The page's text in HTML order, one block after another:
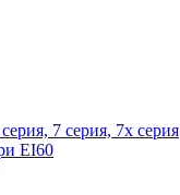
7 серия, 7х серия
EI60